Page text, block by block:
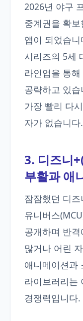
2026년 야구
중계권을 확
앱이 되었습
시리즈의 5세
라인업을 통
공략하고 있
가장 빨리 다
자가 없습니다.
3. 디즈니
부활과 애
잠잠했던 디
유니버스
공개하며 반
많거나 어린
애니메이션과
라이브러리는
경쟁력입니다.